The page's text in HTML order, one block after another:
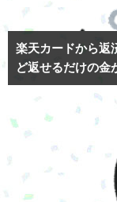
楽天カードから返
ど返せるだけの金